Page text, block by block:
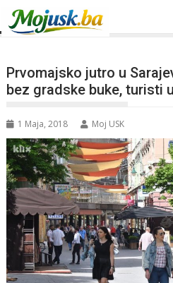
Prvomajsko jutro u
bez gradske buke, turisti
1 Maja, 2018 Moj USK